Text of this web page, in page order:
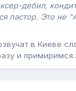
дебил,
пастор. Это не
в Киеве
и